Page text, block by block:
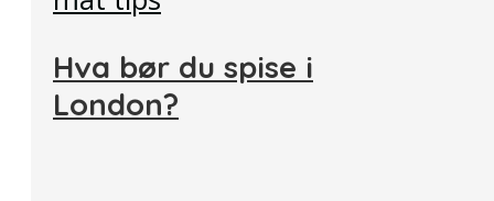
Hva bør du spise i
London?